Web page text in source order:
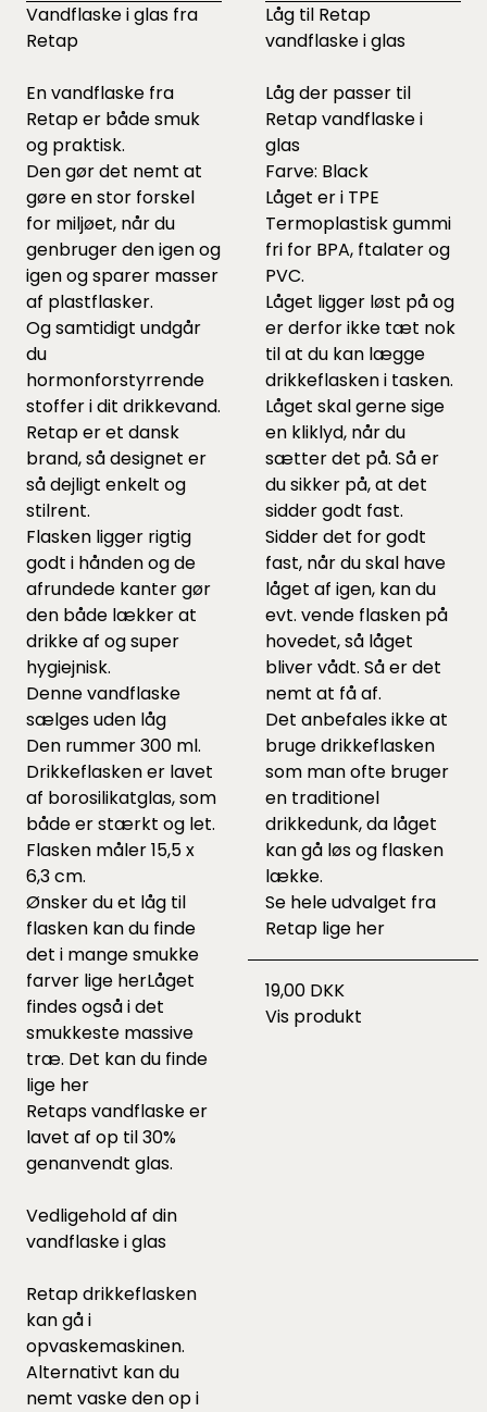
Vandflaske i glas fra
Retap
En vandflaske fra
Retap er både smuk
og praktisk.
Den gør det nemt at
gøre en stor forskel
for miljøet, når du
genbruger den igen og
igen og sparer masser
af plastflasker.
Og samtidigt undgår
du
hormonforstyrrende
stoffer i dit drikkevand.
Retap er et dansk
brand, så designet er
så dejligt enkelt og
stilrent.
Flasken ligger rigtig
godt i hånden og de
afrundede kanter gør
den både lækker at
drikke af og super
hygiejnisk.
Denne vandflaske
sælges uden låg
Den rummer 300 ml.
Drikkeflasken er lavet
af borosilikatglas, som
både er stærkt og let.
Flasken måler 15,5 x
6,3 cm.
Ønsker du et låg til
flasken kan du finde
det i mange smukke
farver lige herLåget
findes også i det
smukkeste massive
træ. Det kan du finde
lige her
Retaps vandflaske er
lavet af op til 30%
genanvendt glas.
Vedligehold af din
vandflaske i glas
Retap drikkeflasken
kan gå i
opvaskemaskinen.
Alternativt kan du
nemt vaske den op i
Låg til Retap
vandflaske i glas
Låg der passer til
Retap vandflaske i
glas
Farve: Black
Låget er i TPE
Termoplastisk gummi
fri for BPA, ftalater og
PVC.
Låget ligger løst på og
er derfor ikke tæt nok
til at du kan lægge
drikkeflasken i tasken.
Låget skal gerne sige
en kliklyd, når du
sætter det på. Så er
du sikker på, at det
sidder godt fast.
Sidder det for godt
fast, når du skal have
låget af igen, kan du
evt. vende flasken på
hovedet, så låget
bliver vådt. Så er det
nemt at få af.
Det anbefales ikke at
bruge drikkeflasken
som man ofte bruger
en traditionel
drikkedunk, da låget
kan gå løs og flasken
lække.
Se hele udvalget fra
Retap lige her
19,00 DKK
Vis produkt